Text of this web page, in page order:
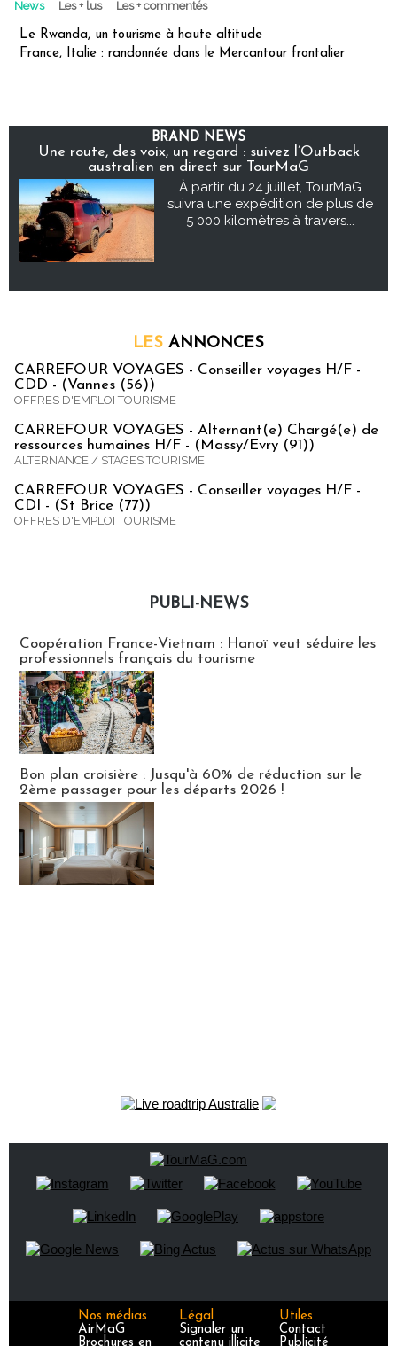
News Les + lus Les + commentés
Le Rwanda, un tourisme à haute altitude
France, Italie : randonnée dans le Mercantour frontalier
BRAND NEWS
Une route, des voix, un regard : suivez l’Outback
australien en direct sur TourMaG
À partir du 24 juillet, TourMaG
suivra une expédition de plus de
5 000 kilomètres à travers...
LES ANNONCES
CARREFOUR VOYAGES - Conseiller voyages H/F -
CDD - (Vannes (56))
OFFRES D'EMPLOI TOURISME
CARREFOUR VOYAGES - Alternant(e) Chargé(e) de
ressources humaines H/F - (Massy/Evry (91))
ALTERNANCE / STAGES TOURISME
CARREFOUR VOYAGES - Conseiller voyages H/F -
CDI - (St Brice (77))
OFFRES D'EMPLOI TOURISME
PUBLI-NEWS
Coopération France-Vietnam : Hanoï veut séduire les
professionnels français du tourisme
Bon plan croisière : Jusqu'à 60% de réduction sur le
2ème passager pour les départs 2026 !
Nos médias
AirMaG
Brochures en
Légal
Signaler un
contenu illicite
Utiles
Contact
Publicité